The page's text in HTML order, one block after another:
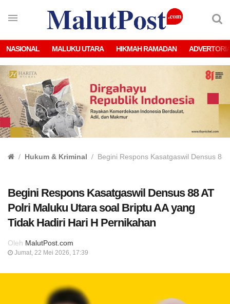
NASIONAL MALUKU UTARA HIKMAH RAMADAN
Hukum & Kriminal Begini Respons Kasatgaswil Densus 88
Begini Respons Kasatgaswil Densus 88 AT
Polri Maluku Utara soal Briptu AA yang
Tidak Hadiri Hari H Pernikahan
Oleh MalutPost.com
Jumat, 22 Mei 2026, 17:39